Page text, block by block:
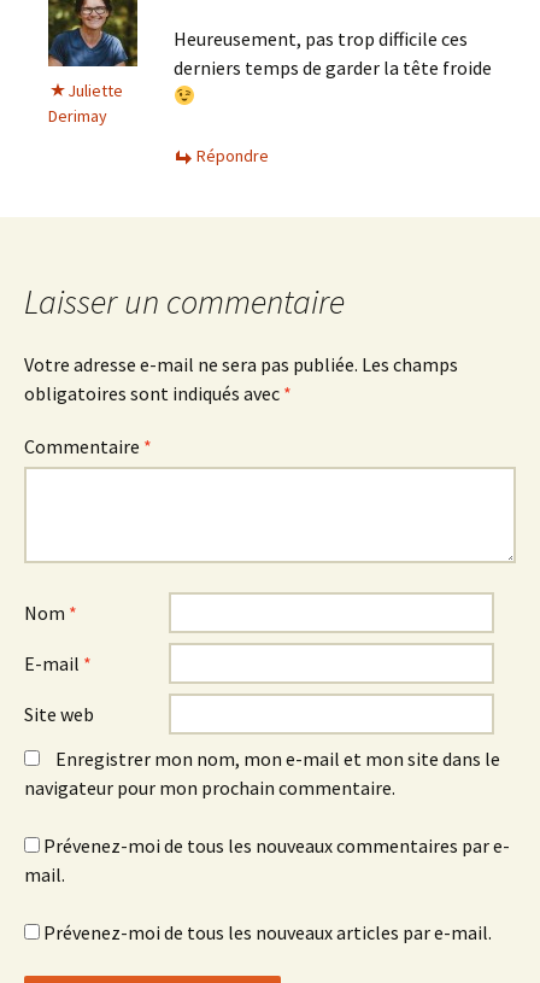
Juliette
Derimay
Heureusement, pas trop difficile ces
derniers temps de garder la tête froide
Répondre
Laisser un commentaire
Votre adresse e-mail ne sera pas publiée. Les champs
obligatoires sont indiqués avec *
Commentaire *
Nom *
E-mail *
Site web
Enregistrer mon nom, mon e-mail et mon site dans le
navigateur pour mon prochain commentaire.
Prévenez-moi de tous les nouveaux commentaires par e-
mail.
Prévenez-moi de tous les nouveaux articles par e-mail.